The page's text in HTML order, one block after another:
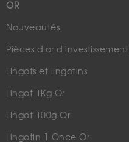
OR
Nouveautés
Pièces d'or d'investissement
Lingots et lingotins
Lingot 1Kg Or
Lingot 100g Or
Lingotin 1 Once Or